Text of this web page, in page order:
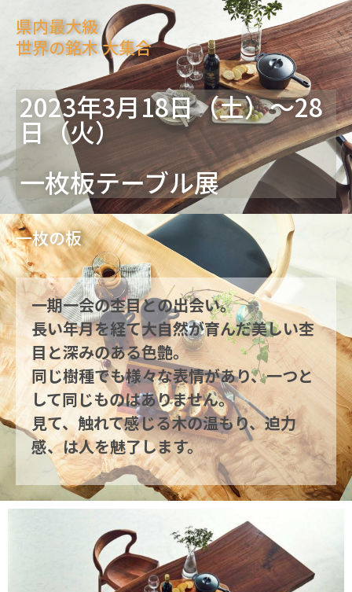
県内最大級
世界の銘木 大集合
2023年3月18日（土）～28
日（火）
一枚板テーブル展
一枚の板
一期一会の杢目との出会い。
長い年月を経て大自然が育んだ美しい杢
目と深みのある色艶。
同じ樹種でも様々な表情があり、一つと
して同じものはありません。
見て、触れて感じる木の温もり、迫力
感、は人を魅了します。